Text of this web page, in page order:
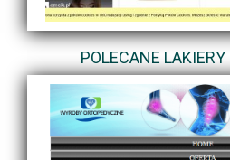
POLECANE